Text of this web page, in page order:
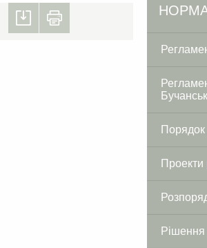
Facebook
Twitter
Порядок
Проекти
Рішення